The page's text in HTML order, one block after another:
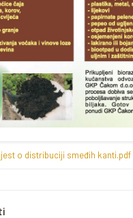
o distribuciji smeđih kanti.pdf